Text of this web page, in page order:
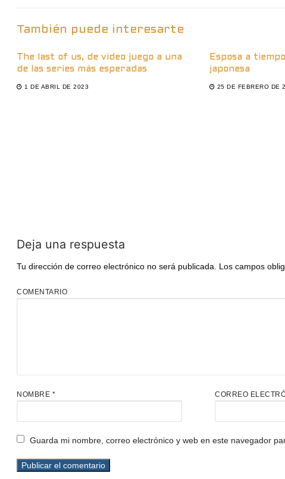
También puede interesarte
The last of us, de video juego a una
de las series más esperadas
1 DE ABRIL DE 2023
Esposa a
japonesa
25 DE FEBRERO DE
Deja una respuesta
Tu dirección de correo electrónico no será publicada. Los campos
COMENTARIO
NOMBRE * CORREO
Guarda mi nombre, correo electrónico y web en este navegador